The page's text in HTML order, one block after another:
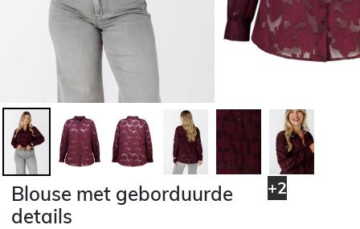
+2
Blouse met geborduurde
details